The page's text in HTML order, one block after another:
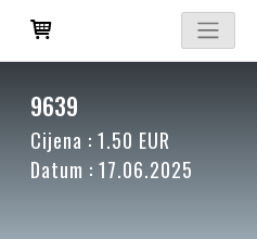
9639
Cijena : 1.50 EUR
Datum : 17.06.2025